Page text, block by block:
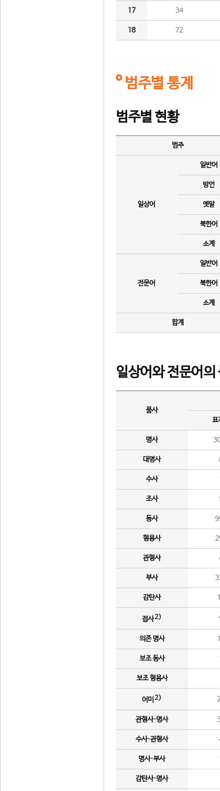
17 34
18 72
범주별 통계
범주별 현황
범주
일상어
일반어
방언
옛말
북한어
소계
전문어
일반어
북한어
소계
합계
일상어와 전문어의
품사
표
명사
대명사
수사
조사
동사
형용사
관형사
부사
감탄사
접사2)
의존 명사
보조 동사
보조 형용사
어미 2)
관형사·명사
수사·관형사
명사·부사
감탄사·명사